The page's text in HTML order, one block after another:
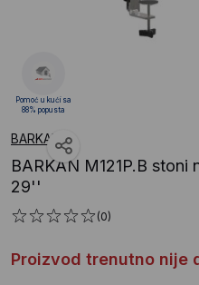
BARKAN
BARKAN M121P.B
29''
(0)
Proizvod trenutno nije
Pomoć u kući sa
88% popusta